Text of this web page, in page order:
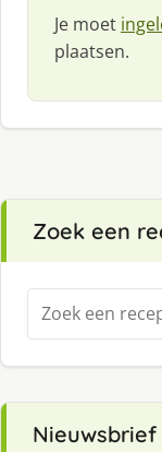
Je moet
plaatsen.
Zoek een
Zoeken
naar:
Nieuwsbrief